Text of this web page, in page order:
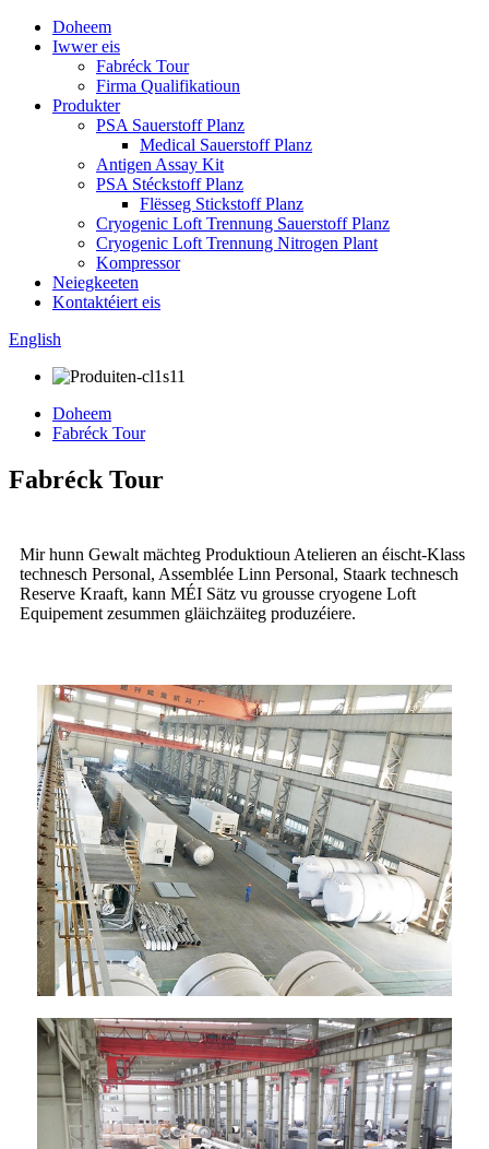
Doheem
Iwwer eis
Fabréck Tour
Firma Qualifikatioun
Produkter
PSA Sauerstoff Planz
Medical Sauerstoff Planz
Antigen Assay Kit
PSA Stéckstoff Planz
Flësseg Stickstoff Planz
Cryogenic Loft Trennung Sauerstoff Planz
Cryogenic Loft Trennung Nitrogen Plant
Kompressor
Neiegkeeten
Kontaktéiert eis
English
Doheem
Fabréck Tour
Fabréck Tour
Mir hunn Gewalt mächteg Produktioun Atelieren an éischt-Klass
technesch Personal, Assemblée Linn Personal, Staark technesch
Reserve Kraaft, kann MÉI Sätz vu grousse cryogene Loft
Equipement zesummen gläichzäiteg produzéiere.